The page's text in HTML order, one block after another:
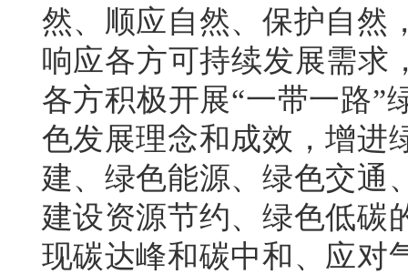
然、顺应自然、保护自然
响应各方可持续发展需求
各方积极开展“一带一路”
色发展理念和成效，增进
建、绿色能源、绿色交通
建设资源节约、绿色低碳
现碳达峰和碳中和、应对